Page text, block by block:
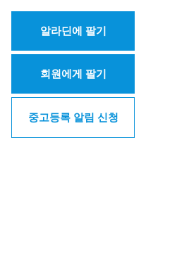
알라딘에 팔기
회원에게 팔기
중고등록 알림 신청